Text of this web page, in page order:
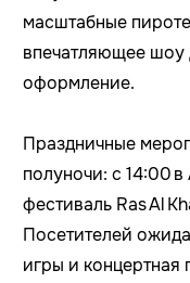
масштабные
впечатляющее шоу
оформление.
Праздничные
полуночи: с 14:00 в
фестиваль Ras Al
Посетителей
игры и